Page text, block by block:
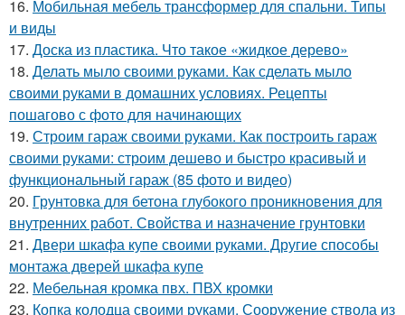
16. Мобильная мебель трансформер для спальни. Типы
и виды
17. Доска из пластика. Что такое «жидкое дерево»
18. Делать мыло своими руками. Как сделать мыло
своими руками в домашних условиях. Рецепты
пошагово с фото для начинающих
19. Строим гараж своими руками. Как построить гараж
своими руками: строим дешево и быстро красивый и
функциональный гараж (85 фото и видео)
20. Грунтовка для бетона глубокого проникновения для
внутренних работ. Свойства и назначение грунтовки
21. Двери шкафа купе своими руками. Другие способы
монтажа дверей шкафа купе
22. Мебельная кромка пвх. ПВХ кромки
23. Копка колодца своими руками. Сооружение ствола из